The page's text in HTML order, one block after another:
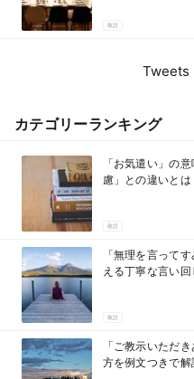
敬語
Tweets
カテゴリーランキング
「お気遣い」の
慮」との違いとは
敬語
「無理を言って
える丁寧な言い回
敬語
「ご教示いただ
方を例文つきで解